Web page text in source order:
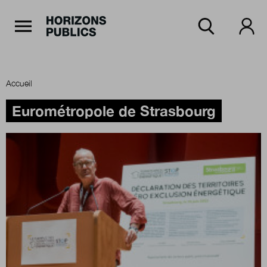
Accueil
Rubriques
Thèmes
Numéros
Accueil
Eurométropole de Strasbourg